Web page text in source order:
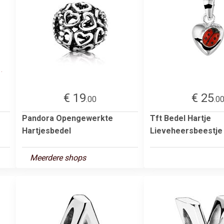
€ 19.00
Pandora Opengewerkte
Hartjesbedel
Meerdere shops
€ 25.00
Tft Bedel Hartje